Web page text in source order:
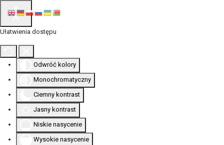
Ułatwienia dostępu
Odwróć kolory
Monochromatyczny
Ciemny kontrast
Jasny kontrast
Niskie nasycenie
Wysokie nasycenie